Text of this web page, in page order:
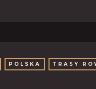
POLSKA
TRASY